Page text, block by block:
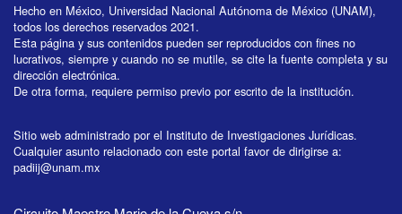
Hecho en México, Universidad Nacional Autónoma de México (UNAM),
todos los derechos reservados 2021.
Esta página y sus contenidos pueden ser reproducidos con fines no
lucrativos, siempre y cuando no se mutile, se cite la fuente completa y su
dirección electrónica.
De otra forma, requiere permiso previo por escrito de la institución.
Sitio web administrado por el Instituto de Investigaciones Jurídicas.
Cualquier asunto relacionado con este portal favor de dirigirse a:
padiij@unam.mx